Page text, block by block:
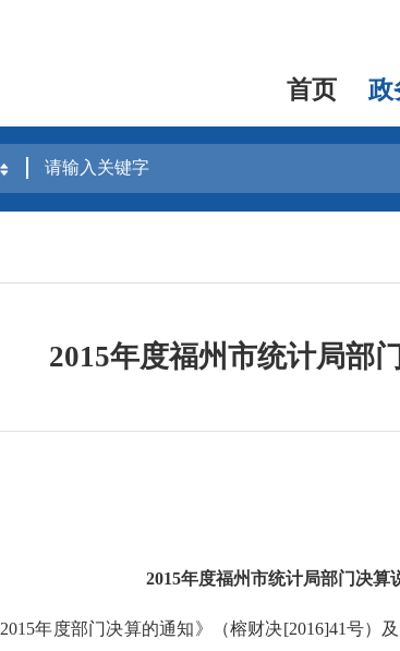
首页 政
2015年度福州市统计局部
2015年度福州市统计局部门决算
2015年度部门决算的通知》（榕财决[2016]41号）